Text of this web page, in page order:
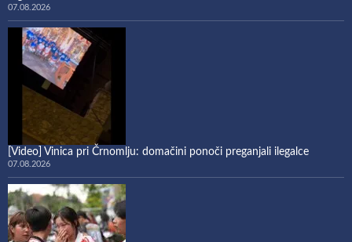
07.08.2026
[Video] Vinica pri Črnomlju: domačini ponoči preganjali ilegalce
07.08.2026